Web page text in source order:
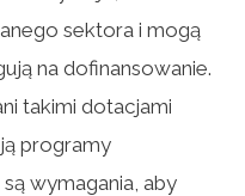
sektora i mogą
na dofinansowanie.
takimi dotacjami
programy
wymagania, aby